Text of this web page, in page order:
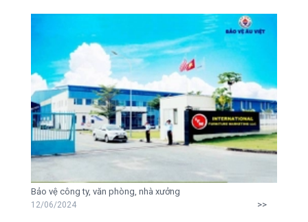
Bảo vệ công ty, văn phòng, nhà xưởng
12/06/2024 >>